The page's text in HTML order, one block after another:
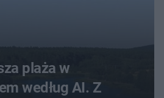
plaża w
według AI. Z